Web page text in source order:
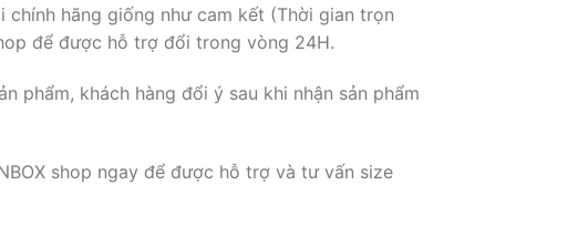
hãng giống như cam kết (Thời gian trọn
để được hỗ trợ đổi trong vòng 24H.
phẩm, khách hàng đổi ý sau khi nhận sản phẩm
shop ngay để được hỗ trợ và tư vấn size